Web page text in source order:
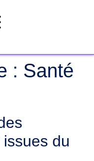
: Santé
du